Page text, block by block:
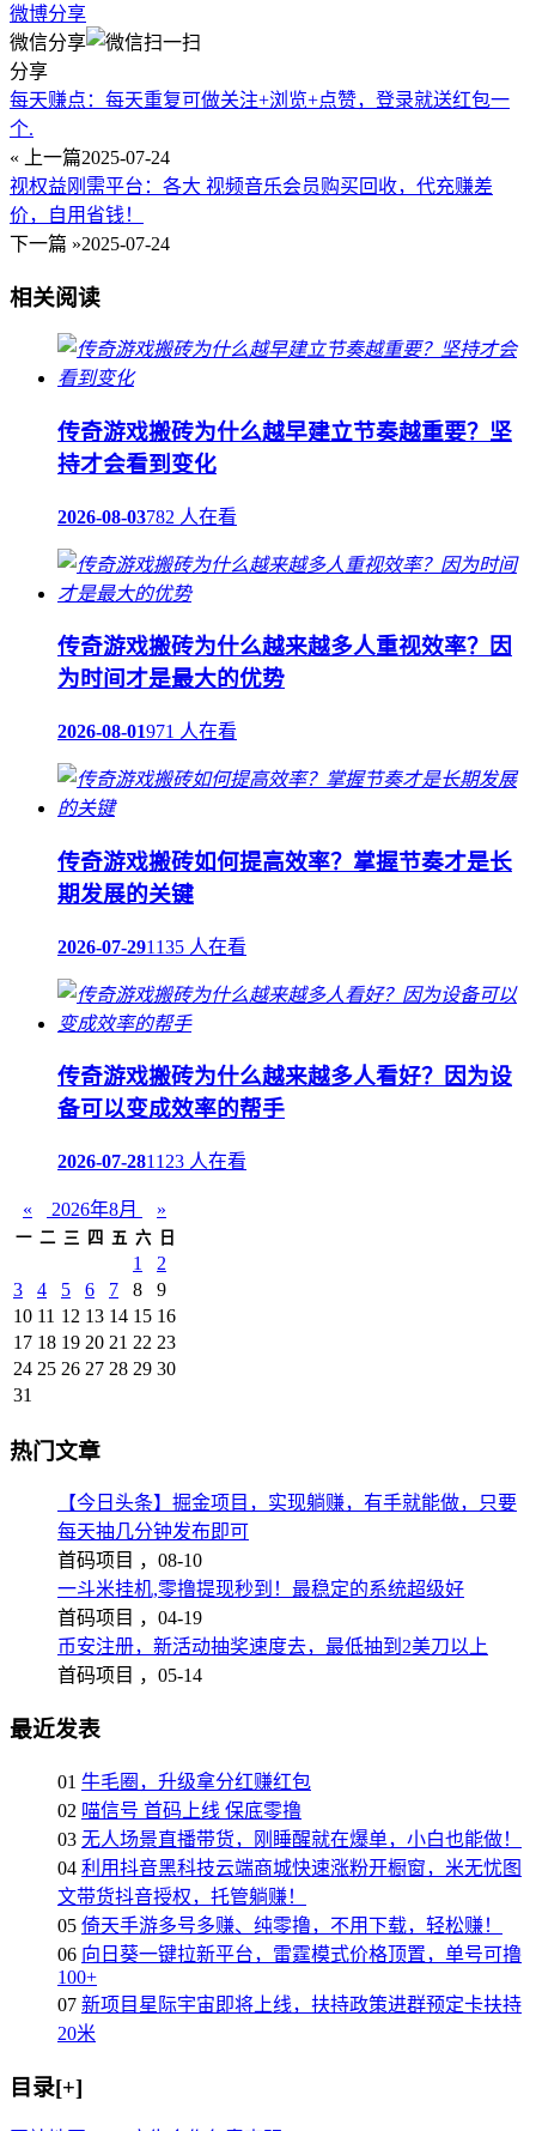
微博分享
微信分享
分享
每天赚点：每天重复可做关注+浏览+点赞，登录就送红包一
个.
« 上一篇2025-07-24
视权益刚需平台：各大 视频音乐会员购买回收，代充赚差
价，自用省钱！
下一篇 »2025-07-24
相关阅读
传奇游戏搬砖为什么越早建立节奏越重要？坚
持才会看到变化
2026-08-03782 人在看
传奇游戏搬砖为什么越来越多人重视效率？因
为时间才是最大的优势
2026-08-01971 人在看
传奇游戏搬砖如何提高效率？掌握节奏才是长
期发展的关键
2026-07-291135 人在看
传奇游戏搬砖为什么越来越多人看好？因为设
备可以变成效率的帮手
2026-07-281123 人在看
« 2026年8月 »
一 二 三 四 五 六 日
1
2
3
4 5 6 7 8
9
10 11 12 13 14 15 16
17 18 19 20 21 22 23
24 25 26 27 28 29 30
31
热门文章
【今日头条】掘金项目，实现躺赚，有手就能做，只要
每天抽几分钟发布即可
首码项目 ， 08-10
一斗米挂机,零撸提现秒到！最稳定的系统超级好
首码项目 ， 04-19
币安注册，新活动抽奖速度去，最低抽到2美刀以上
首码项目 ， 05-14
最近发表
01 牛毛圈，升级拿分红赚红包
02 喵信号 首码上线 保底零撸
03 无人场景直播带货，刚睡醒就在爆单，小白也能做！
04 利用抖音黑科技云端商城快速涨粉开橱窗，米无忧图
文带货抖音授权，托管躺赚！
05 倚天手游多号多赚、纯零撸，不用下载，轻松赚！
06 向日葵一键拉新平台，雷霆模式价格顶置，单号可撸
100+
07 新项目星际宇宙即将上线，扶持政策进群预定卡扶持
20米
目录[+]